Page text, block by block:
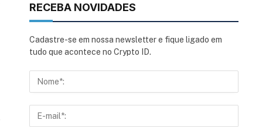
RECEBA NOVIDADES
Cadastre-se em nossa newsletter e fique ligado em
tudo que acontece no Crypto ID.